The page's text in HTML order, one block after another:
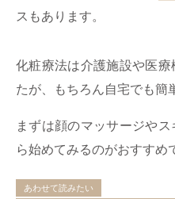
スもあります。
化粧療法は介護施設や医
たが、もちろん自宅でも簡
まずは顔のマッサージや
ら始めてみるのがおすすめ
あわせて読みたい